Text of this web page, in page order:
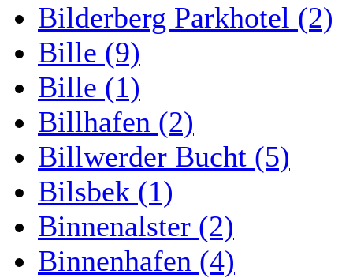
Bilderberg Parkhotel (2)
Bille (9)
Bille (1)
Billhafen (2)
Billwerder Bucht (5)
Bilsbek (1)
Binnenalster (2)
Binnenhafen (4)